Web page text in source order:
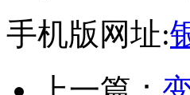
手机版网址: